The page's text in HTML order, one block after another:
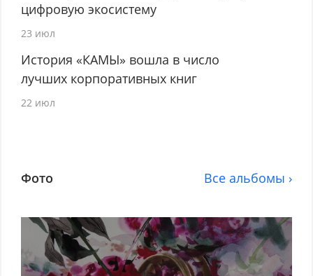
цифровую экосистему
23 июл
История «КАМЫ» вошла в число
лучших корпоративных книг
22 июл
Фото Все альбомы ›